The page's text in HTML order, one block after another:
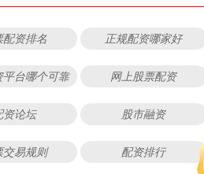
配资排名 正规配资哪家好
平台哪个可靠 网上股票配资
资论坛 股市融资
交易规则 配资排行